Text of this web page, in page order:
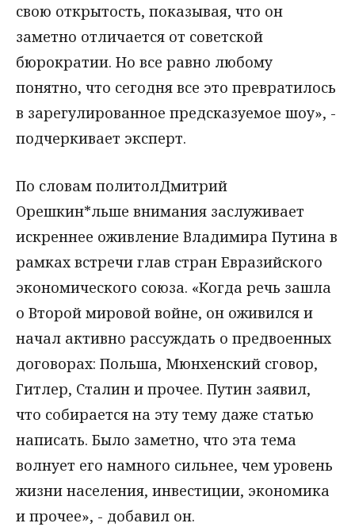
свою открытость, показывая, что он
заметно отличается от советской
бюрократии. Но все равно любому
понятно, что сегодня все это превратилось
в зарегулированное предсказуемое шоу», -
подчеркивает эксперт.
По словам политолДмитрий
Орешкин*льше внимания заслуживает
искреннее оживление Владимира Путина в
рамках встречи глав стран Евразийского
экономического союза. «Когда речь зашла
о Второй мировой войне, он оживился и
начал активно рассуждать о предвоенных
договорах: Польша, Мюнхенский сговор,
Гитлер, Сталин и прочее. Путин заявил,
что собирается на эту тему даже статью
написать. Было заметно, что эта тема
волнует его намного сильнее, чем уровень
жизни населения, инвестиции, экономика
и прочее», - добавил он.